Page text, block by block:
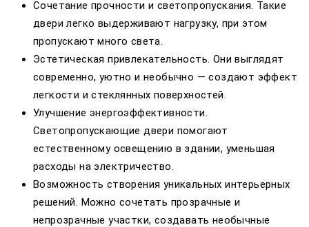
Сочетание прочности и светопропускания. Такие
двери легко выдерживают нагрузку, при этом
пропускают много света.
Эстетическая привлекательность. Они выглядят
современно, уютно и необычно — создают эффект
легкости и стеклянных поверхностей.
Улучшение энергоэффективности.
Светопропускающие двери помогают
естественному освещению в здании, уменьшая
расходы на электричество.
Возможность створения уникальных интерьерных
решений. Можно сочетать прозрачные и
непрозрачные участки, создавать необычные